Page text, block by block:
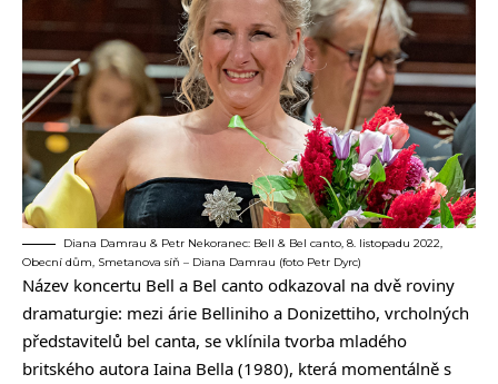
Diana Damrau & Petr Nekoranec: Bell & Bel canto, 8. listopadu 2022,
Obecní dům, Smetanova síň – Diana Damrau (foto Petr Dyrc)
Název koncertu Bell a Bel canto odkazoval na dvě roviny
dramaturgie: mezi árie Belliniho a Donizettiho, vrcholných
představitelů bel canta, se vklínila tvorba mladého
britského autora Iaina Bella (1980), která momentálně s